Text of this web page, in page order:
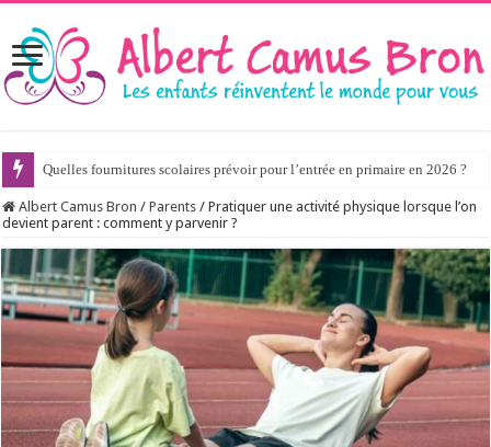
Quelles fournitures scolaires prévoir pour l’entrée en primaire en 2026 ?
Albert Camus Bron / Parents / Pratiquer une activité physique lorsque l’on
devient parent : comment y parvenir ?